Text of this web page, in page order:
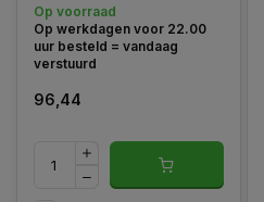
Op voorraad
Op werkdagen voor 22.00
uur besteld = vandaag
verstuurd
96,44